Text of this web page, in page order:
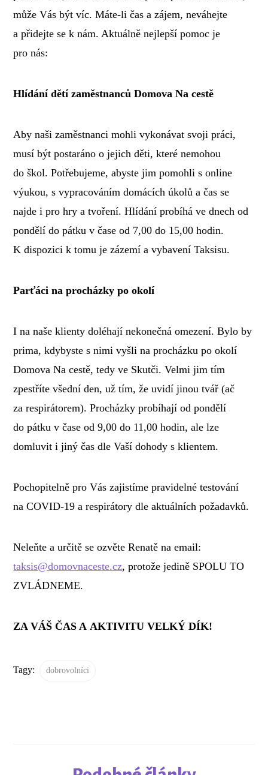
může Vás být víc. Máte-li čas a zájem, neváhejte
a přidejte se k nám. Aktuálně nejlepší pomoc je
pro nás:
Hlídání dětí zaměstnanců Domova Na cestě
Aby naši zaměstnanci mohli vykonávat svoji práci,
musí být postaráno o jejich děti, které nemohou
do škol. Potřebujeme, abyste jim pomohli s online
výukou, s vypracováním domácích úkolů a čas se
najde i pro hry a tvoření. Hlídání probíhá ve dnech od
pondělí do pátku v čase od 7,00 do 15,00 hodin.
K dispozici k tomu je zázemí a vybavení Taksisu.
Parťáci na procházky po okolí
I na naše klienty doléhají nekonečná omezení. Bylo by
prima, kdybyste s nimi vyšli na procházku po okolí
Domova Na cestě, tedy ve Skutči. Velmi jim tím
zpestříte všední den, už tím, že uvidí jinou tvář (ač
za respirátorem). Procházky probíhají od pondělí
do pátku v čase od 9,00 do 11,00 hodin, ale lze
domluvit i jiný čas dle Vaší dohody s klientem.
Pochopitelně pro Vás zajistíme pravidelné testování
na COVID-19 a respirátory dle aktuálních požadavků.
Neleňte a určitě se ozvěte Renatě na email:
taksis@domovnaceste.cz, protože jedině SPOLU TO
ZVLÁDNEME.
ZA VÁŠ ČAS A AKTIVITU VELKÝ DÍK!
Tagy: dobrovolníci